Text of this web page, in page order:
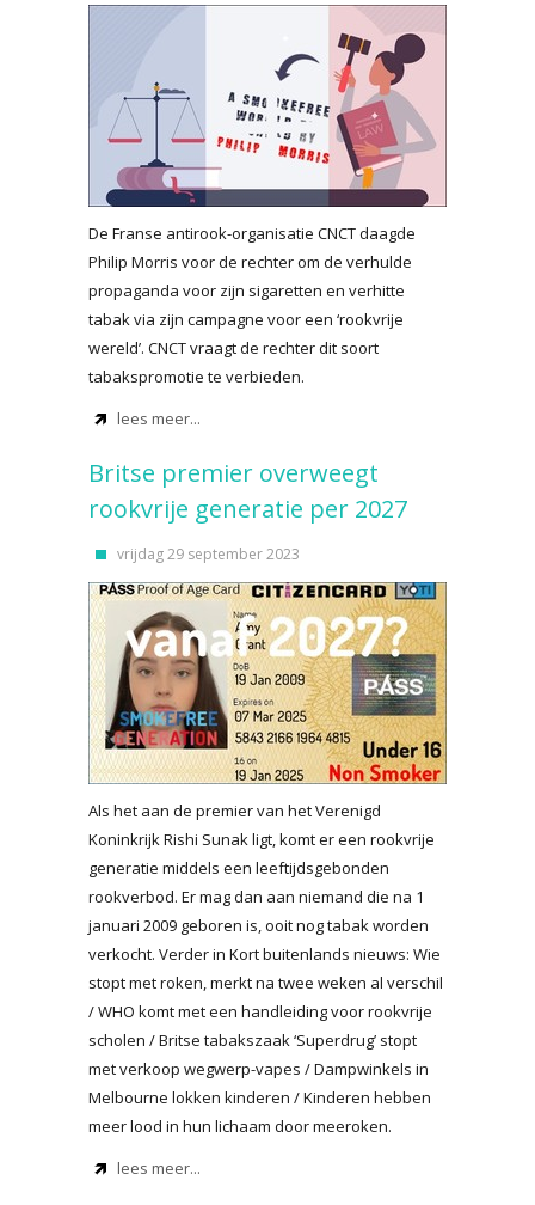
De Franse antirook-organisatie CNCT daagde
Philip Morris voor de rechter om de verhulde
propaganda voor zijn sigaretten en verhitte
tabak via zijn campagne voor een ‘rookvrije
wereld’. CNCT vraagt de rechter dit soort
tabakspromotie te verbieden.
lees meer...
Britse premier overweegt
rookvrije generatie per 2027
vrijdag 29 september 2023
Als het aan de premier van het Verenigd
Koninkrijk Rishi Sunak ligt, komt er een rookvrije
generatie middels een leeftijdsgebonden
rookverbod. Er mag dan aan niemand die na 1
januari 2009 geboren is, ooit nog tabak worden
verkocht. Verder in Kort buitenlands nieuws: Wie
stopt met roken, merkt na twee weken al verschil
/ WHO komt met een handleiding voor rookvrije
scholen / Britse tabakszaak ‘Superdrug’ stopt
met verkoop wegwerp-vapes / Dampwinkels in
Melbourne lokken kinderen / Kinderen hebben
meer lood in hun lichaam door meeroken.
lees meer...